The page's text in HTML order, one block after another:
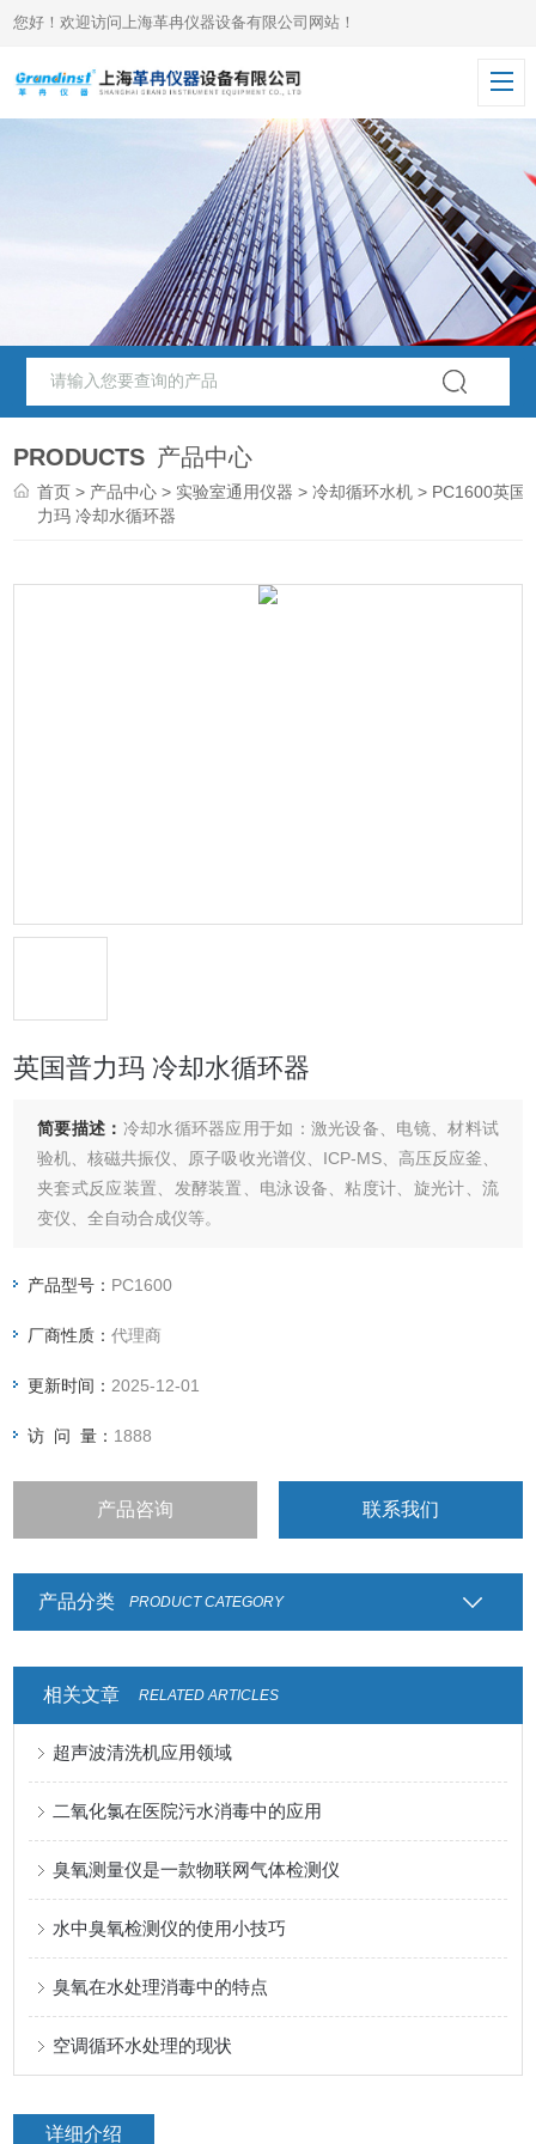
您好！欢迎访问上海革冉仪器设备有限公司网站！
PRODUCTS 产品中心
首页 > 产品中心 > 实验室通用仪器 >冷却循环水机 > PC1600英国
力玛 冷却水循环器
英国普力玛 冷却水循环器
简要描述： 冷却水循环器应用于如：激光设备、电镜、材料试
验机、核磁共振仪、原子吸收光谱仪、ICP-MS、高压反应釜、
夹套式反应装置、发酵装置、电泳设备、粘度计、旋光计、流
变仪、全自动合成仪等。
产品型号： PC1600
厂商性质：代理商
更新时间： 2025-12-01
访 问 量： 1888
产品咨询 联系我们
产品分类 PRODUCT CATEGORY
相关文章 RELATED ARTICLES
超声波清洗机应用领域
二氧化氯在医院污水消毒中的应用
臭氧测量仪是一款物联网气体检测仪
水中臭氧检测仪的使用小技巧
臭氧在水处理消毒中的特点
空调循环水处理的现状
详细介绍